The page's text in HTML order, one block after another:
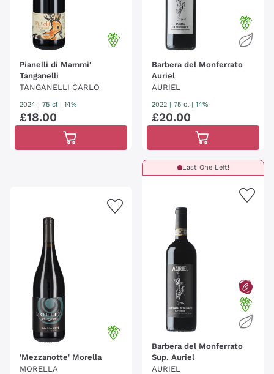
Pianelli di Mammi'
Tanganelli
TANGANELLI CARLO
2024 | 75 cl | 14%
£18.00
Barbera del Monferrato
Auriel
AURIEL
2022 | 75 cl | 14%
£20.00
'Mezzanotte' Morella
MORELLA
Last One Left!
Barbera del Monferrato
Sup. Auriel
AURIEL